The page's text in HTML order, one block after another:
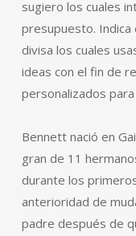
sugiero los cuales
presupuesto. Indica
divisa los cuales
ideas con el fin de
personalizados
Bennett nació en
gran de 11
durante los
anterioridad de
padre después de